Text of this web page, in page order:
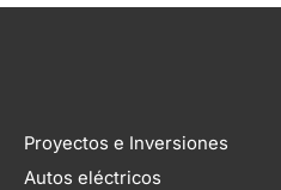
Proyectos e Inversiones
Autos eléctricos